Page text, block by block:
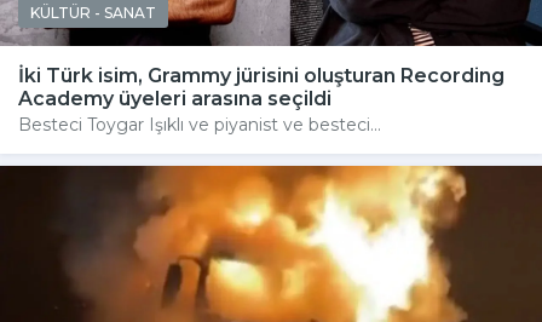
KÜLTÜR - SANAT
İki Türk isim, Grammy jürisini oluşturan Recording
Academy üyeleri arasına seçildi
Besteci Toygar Işıklı ve piyanist ve besteci...